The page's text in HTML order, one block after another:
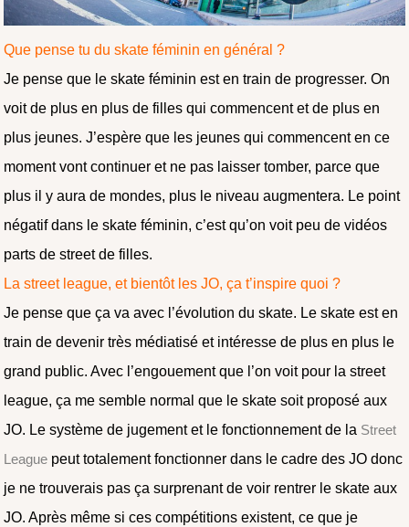
Que pense tu du skate féminin en général ?
Je pense que le skate féminin est en train de progresser. On
voit de plus en plus de filles qui commencent et de plus en
plus jeunes. J’espère que les jeunes qui commencent en ce
moment vont continuer et ne pas laisser tomber, parce que
plus il y aura de mondes, plus le niveau augmentera. Le point
négatif dans le skate féminin, c’est qu’on voit peu de vidéos
parts de street de filles.
La street league, et bientôt les JO, ça t’inspire quoi ?
Je pense que ça va avec l’évolution du skate. Le skate est en
train de devenir très médiatisé et intéresse de plus en plus le
grand public. Avec l’engouement que l’on voit pour la street
league, ça me semble normal que le skate soit proposé aux
JO. Le système de jugement et le fonctionnement de la Street
League peut totalement fonctionner dans le cadre des JO donc
je ne trouverais pas ça surprenant de voir rentrer le skate aux
JO. Après même si ces compétitions existent, ce que je